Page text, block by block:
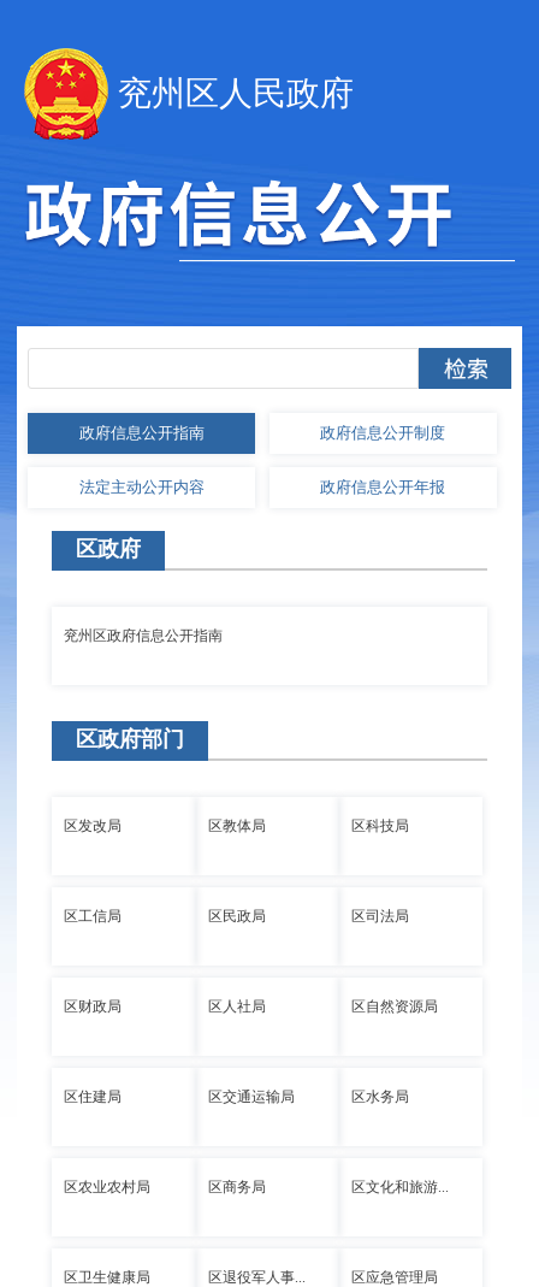
兖州区人民政府
政府信息公开指南 政府信息公开制度
法定主动公开内容 政府信息公开年报
区政府
兖州区政府信息公开指南
区政府部门
区发改局 区教体局 区科技局
区工信局 区民政局 区司法局
区财政局 区人社局 区自然资源局
区住建局 区交通运输局 区水务局
区农业农村局 区商务局 区文化和旅游...
区卫生健康局 区退役军人事... 区应急管理局